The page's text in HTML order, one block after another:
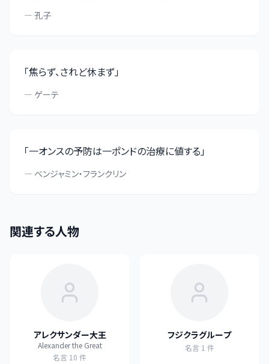
— 孔子
「焦らず、されど休まず」
— ゲーテ
「一オンスの予防は一ポンドの治療に値する」
— ベンジャミン・フランクリン
関連する人物
アレクサンダー大王
Alexander the Great
名言 10 件
フジクラグループ
名言 1 件